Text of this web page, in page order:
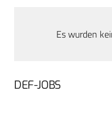
Es wurden
DEF-JOBS